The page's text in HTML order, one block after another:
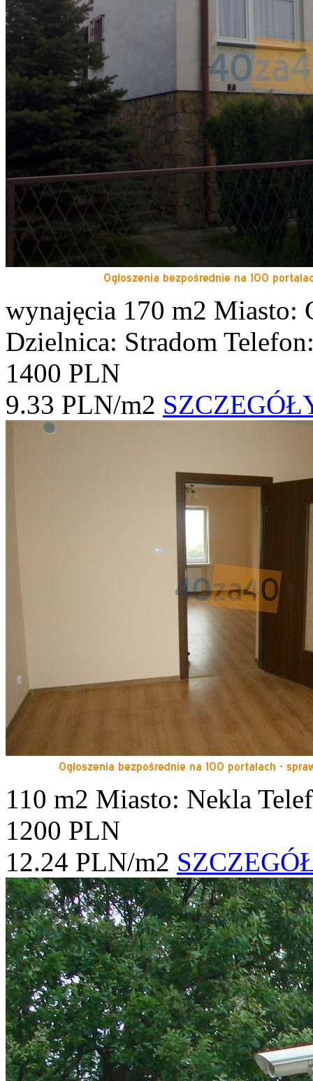
wynajęcia 170 m2 Miasto:
Dzielnica: Stradom
1400 PLN
9.33 PLN/m2
110 m2 Miasto: Nekla
1200 PLN
12.24 PLN/m2